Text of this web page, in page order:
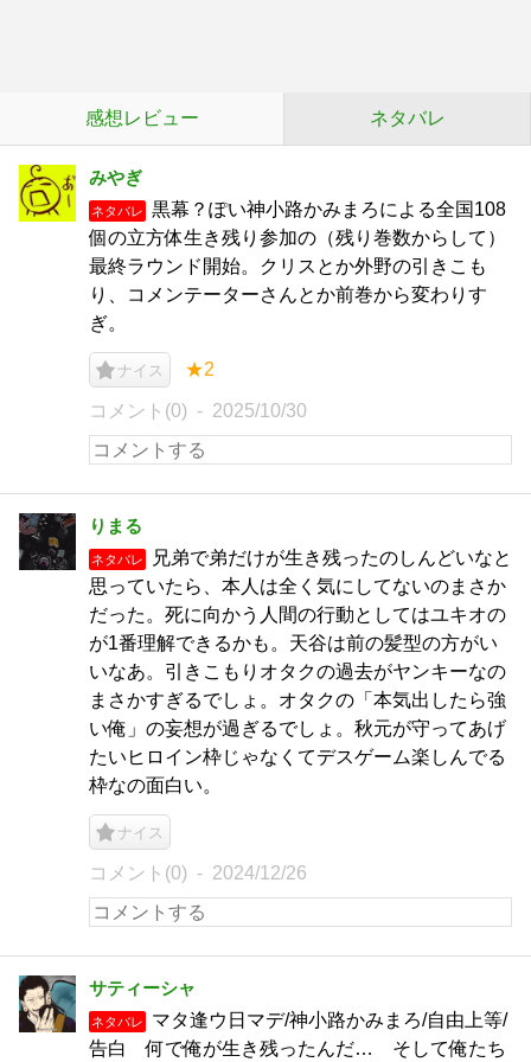
感想レビュー ネタバレ
みやぎ
ネタバレ
黒幕？ぽい神小路かみまろによる全国108
個の立方体生き残り参加の（残り巻数からして）
最終ラウンド開始。クリスとか外野の引きこも
り、コメンテーターさんとか前巻から変わりす
ぎ。
ナイス ★2
コメント(0) 2025/10/30
りまる
ネタバレ
兄弟で弟だけが生き残ったのしんどいなと
思っていたら、本人は全く気にしてないのまさか
だった。死に向かう人間の行動としてはユキオの
が1番理解できるかも。天谷は前の髪型の方がい
いなあ。引きこもりオタクの過去がヤンキーなの
まさかすぎるでしょ。オタクの「本気出したら強
い俺」の妄想が過ぎるでしょ。秋元が守ってあげ
たいヒロイン枠じゃなくてデスゲーム楽しんでる
枠なの面白い。
ナイス
コメント(0) 2024/12/26
サティーシャ
ネタバレ
マタ逢ウ日マデ/神小路かみまろ/自由上等/
告白 何で俺が生き残ったんだ… そして俺たち